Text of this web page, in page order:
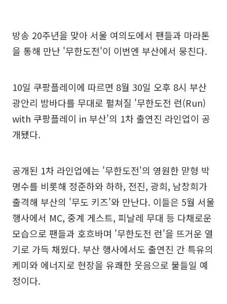
방송 20주년을 맞아 서울 여의도에서 팬들과 마라톤
을 통해 만난 '무한도전'이 이번엔 부산에서 뭉친다.
10일 쿠팡플레이에 따르면 8월 30일 오후 8시 부산
광안리 밤바다를 무대로 펼쳐질 '무한도전 런(Run)
with 쿠팡플레이 in 부산'의 1차 출연진 라인업이 공
개됐다.
공개된 1차 라인업에는 '무한도전'의 영원한 맏형 박
명수를 비롯해 정준하와 하하, 전진, 광희, 남창희가
출격해 부산의 '무도 키즈'와 만난다. 이들은 5월 서울
행사에서 MC, 중계 게스트, 피날레 무대 등 다채로운
모습으로 팬들과 호흐바며 '무한도전 런'을 뜨거운 열
기로 가득 채웠다. 부산 행사에서도 출연진 간 특유의
케미와 에너지로 현장을 유쾌한 웃음으로 물들일 예
정이다.